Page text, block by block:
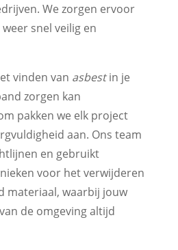
We zorgen ervoor
snel veilig en
vinden van asbestin je
zorgen kan
pakken we elk project
aan. Ons team
en gebruikt
voor het verwijderen
materiaal, waarbij jouw
de omgeving altijd